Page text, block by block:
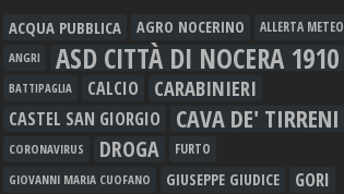
ACQUA PUBBLICA AGRO NOCERINO
ALLERTA METEO
ANGRI
ASD CITTÀ DI NOCERA 1910
BATTIPAGLIA CALCIO CARABINIERI
CASTEL SAN GIORGIO CAVA DE' TIRRENI
CORONAVIRUS DROGA FURTO
GIOVANNI MARIA CUOFANO GIUSEPPE GIUDICE GORI